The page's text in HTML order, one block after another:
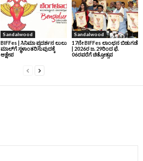
Sandalwood
BIFFes | ಸಿನಿಮಾ ಪ್ರದರ್ಶನ ಲುಲು
ಮಾಲ್‌ಗೆ ಸ್ಥಳಾಂತರಿಸುವುದಕ್ಕೆ
ಆಕ್ಷೇಪ
Sandalwood
17ನೇ BIFFes ಲಾಂಛನ ಬಿಡುಗಡೆ
| 2026ರ ಜ. 29ರಿಂದ ಫೆ.
06ರವರೆಗೆ ಚಿತ್ರೋತ್ಸವ